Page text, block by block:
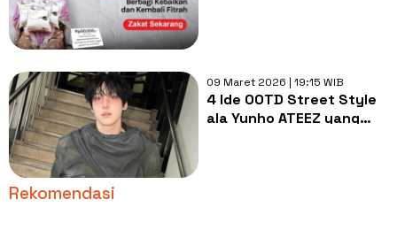
09 Maret 2026 | 19:15 WIB
4 Ide OOTD Street Style
ala Yunho ATEEZ yang
Rekomendasi